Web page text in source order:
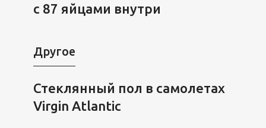
с 87 яйцами внутри
Другое
Стеклянный пол в самолетах
Virgin Atlantic